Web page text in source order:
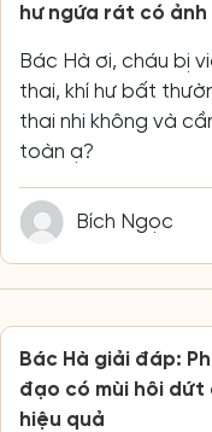
hư ngứa rát có
Bác Hà ơi, cháu bị
thai, khí hư bất
thai nhi không và
toàn ạ?
Bích Ngọc
Bác Hà giải đáp:
đạo có mùi hôi
hiệu quả